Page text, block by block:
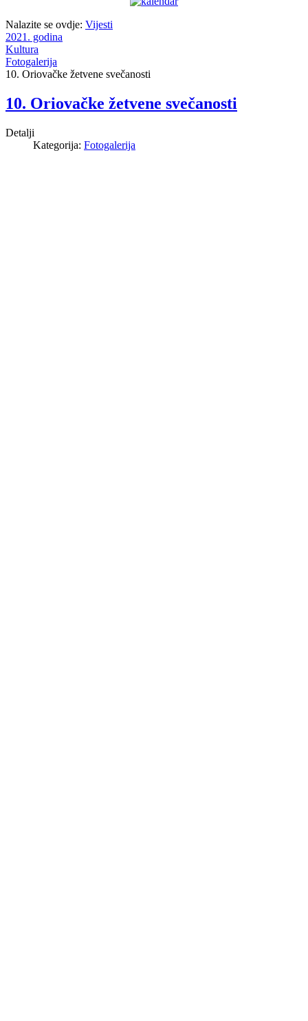
Nalazite se ovdje: Vijesti
2021. godina
Kultura
Fotogalerija
10. Oriovačke žetvene svečanosti
10. Oriovačke žetvene svečanosti
Detalji
Kategorija: Fotogalerija